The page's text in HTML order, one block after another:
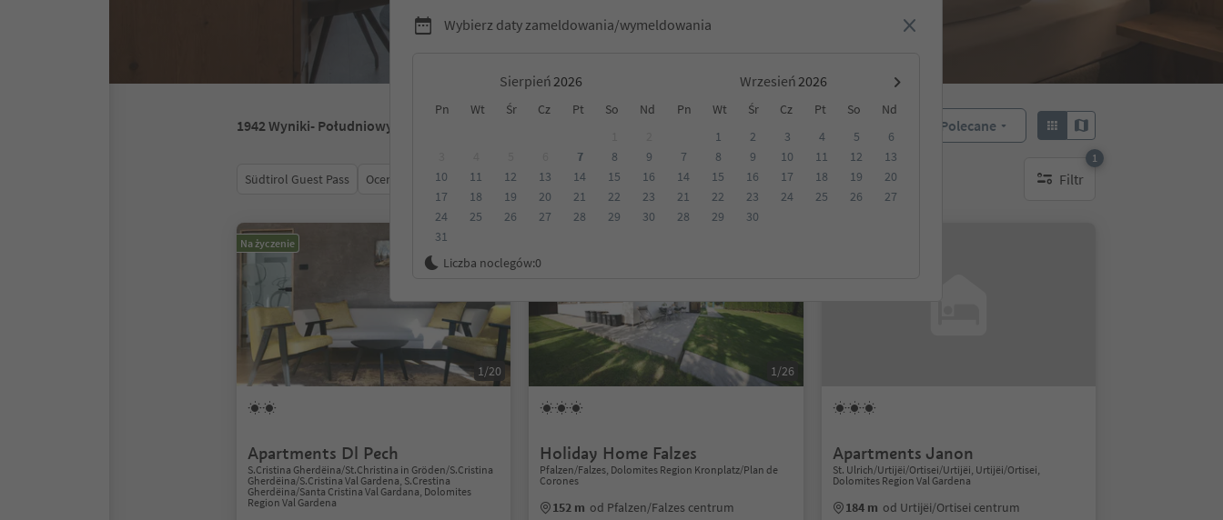
Wybierz daty zameldowania/wymeldowania
Sierpień Wrzesień
Pn Wt Śr Cz Pt So Nd Pn Wt Śr Cz Pt So
Nd
7 8
9
10
11 12 13 14 15
16
17
18 19 20 21 22
23
24
25 26 27 28 29
30
31
1 2 3 4 5
6
7
8 9 10 11 12
13
14
15 16 17 18 19
20
21
22 23 24 25 26
27
28
29 30
Liczba noclegów:0
1942Wyniki- Południowy Tyrol Polecane
Südtirol Guest Pass Ocena Kategoria Opcje wyżywienia Ekologiczne zakwaterowanie Filtr
1
1 aktywny filtr
Na życzenie
1/20
Apartments Dl Pech
S.Cristina Gherdëina/St.Christina in Gröden/S.Cristina
Gherdëina/S.Cristina Val Gardena, S.Crestina
Gherdëina/Santa Cristina Val Gardana, Dolomites
Region Val Gardena
1/26
Holiday Home Falzes
Pfalzen/Falzes, Dolomites Region Kronplatz/Plan de
Corones
152 m od Pfalzen/Falzes centrum
Apartments Janon
St. Ulrich/Urtijëi/Ortisei/Urtijëi, Urtijëi/Ortisei,
Dolomites Region Val Gardena
184 m od Urtijëi/Ortisei centrum